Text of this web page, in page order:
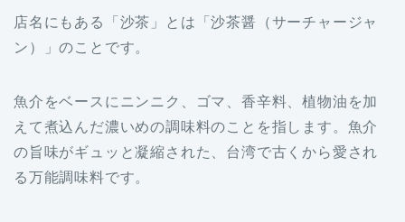
店名にもある「沙茶」とは「沙茶醤（サーチャージャ
ン）」のことです。
魚介をベースにニンニク、ゴマ、香辛料、植物油を加
えて煮込んだ濃いめの調味料のことを指します。魚介
の旨味がギュッと凝縮された、台湾で古くから愛され
る万能調味料です。